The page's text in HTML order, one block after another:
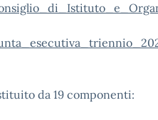
da 19 componenti: